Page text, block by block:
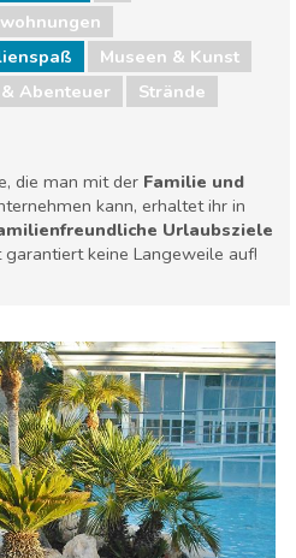
Museen & Kunst
Abenteuer
Strände
die man mit der Familie und
kann, erhaltet ihr in
Urlaubsziele
keine Langeweile auf!
& Kunst
Natur & Freizeit
Unterkunft